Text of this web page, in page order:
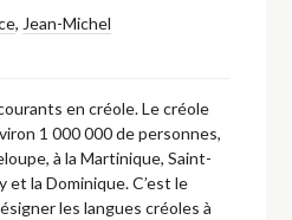
, Jean-Michel
en créole. Le créole
1 000 000 de personnes,
à la Martinique, Saint-
la Dominique. C’est le
les langues créoles à